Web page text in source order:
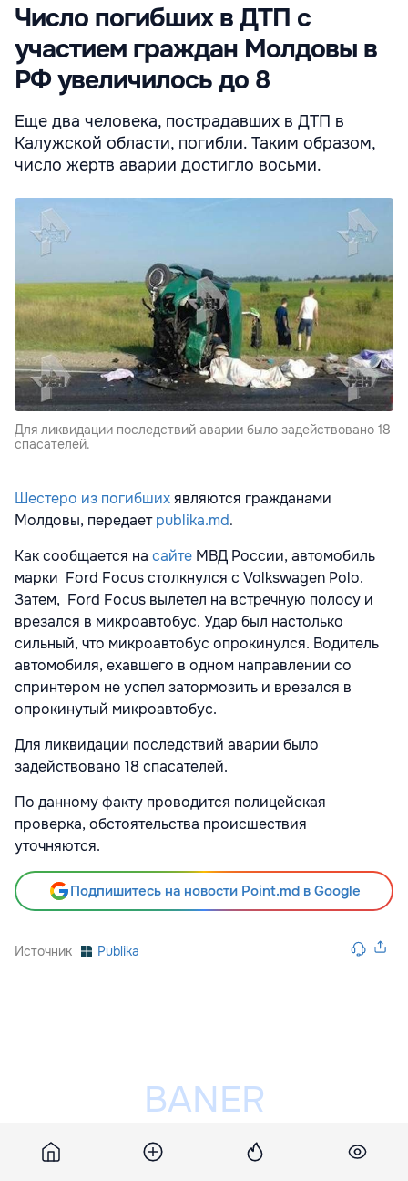
Число погибших в ДТП с
участием граждан Молдовы в
РФ увеличилось до 8
Еще два человека, пострадавших в ДТП в
Калужской области, погибли. Таким образом,
число жертв аварии достигло восьми.
Для ликвидации последствий аварии было задействовано 18
спасателей.
Шестеро из погибшихявляются гражданами
Молдовы, передаетpublika.md.
Как сообщается на сайте МВД России, автомобиль
марки Ford Focus столкнулся с Volkswagen Polo.
Затем, Ford Focus вылетел на встречную полосу и
врезался в микроавтобус. Удар был настолько
сильный, что микроавтобус опрокинулся. Водитель
автомобиля, ехавшего в одном направлении со
спринтером не успел затормозить и врезался в
опрокинутый микроавтобус.
Для ликвидации последствий аварии было
задействовано 18 спасателей.
По данному факту проводится полицейская
проверка, обстоятельства происшествия
уточняются.
Подпишитесь на новости Point.md в Google
Источник Publika